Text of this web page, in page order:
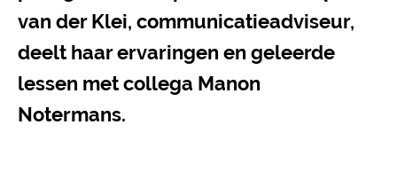
van der Klei, communicatieadviseur,
deelt haar ervaringen en geleerde
lessen met collega Manon
Notermans.